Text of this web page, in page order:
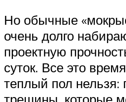
Но обычные
очень долго
проектную
суток. Все это
теплый пол нельзя: